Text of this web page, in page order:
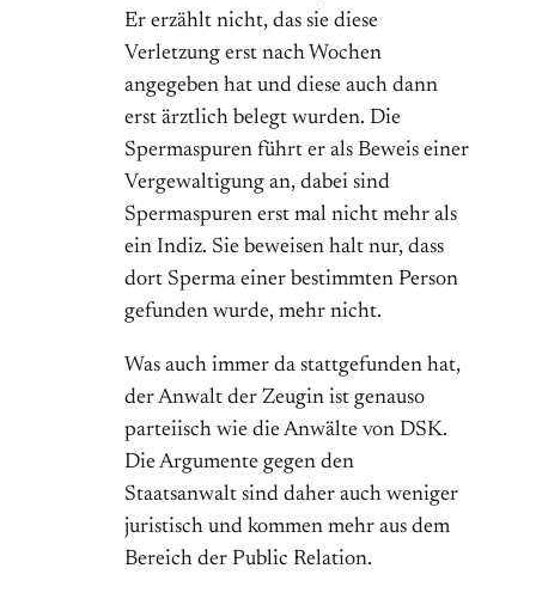
Er erzählt nicht, das sie diese
Verletzung erst nach Wochen
angegeben hat und diese auch dann
erst ärztlich belegt wurden. Die
Spermaspuren führt er als Beweis einer
Vergewaltigung an, dabei sind
Spermaspuren erst mal nicht mehr als
ein Indiz. Sie beweisen halt nur, dass
dort Sperma einer bestimmten Person
gefunden wurde, mehr nicht.
Was auch immer da stattgefunden hat,
der Anwalt der Zeugin ist genauso
parteiisch wie die Anwälte von DSK.
Die Argumente gegen den
Staatsanwalt sind daher auch weniger
juristisch und kommen mehr aus dem
Bereich der Public Relation.